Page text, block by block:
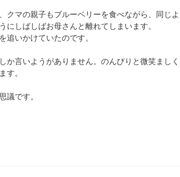
クマの親子もブルーベリーを食べながら、同じよ
にしばしばお母さんと離れてしまいます。
追いかけていたのです。
言いようがありません。のんびりと微笑ましく
す。
議です。